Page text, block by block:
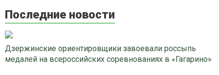
Последние новости
Дзержинские ориентировщики завоевали россыпь
медалей на всероссийских соревнованиях в «Гагарино»